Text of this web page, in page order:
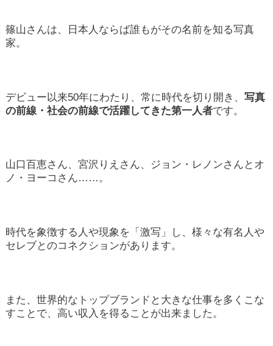
篠山さんは、日本人ならば誰もがその名前を知る写真
家。
デビュー以来50年にわたり、常に時代を切り開き、 写真
の前線・社会の前線で活躍してきた第一人者です。
山口百恵さん、宮沢りえさん、ジョン・レノンさんとオ
ノ・ヨーコさん……。
時代を象徴する人や現象を「激写」し、様々な有名人や
セレブとのコネクションがあります。
また、世界的なトップブランドと大きな仕事を多くこな
すことで、高い収入を得ることが出来ました。